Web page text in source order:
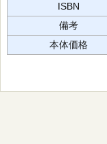
ISBN
備考
本体価格